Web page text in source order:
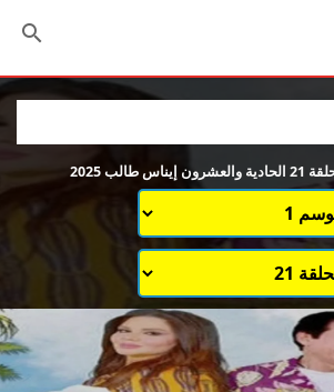
2025
الموسم
حلقات الموسم 1